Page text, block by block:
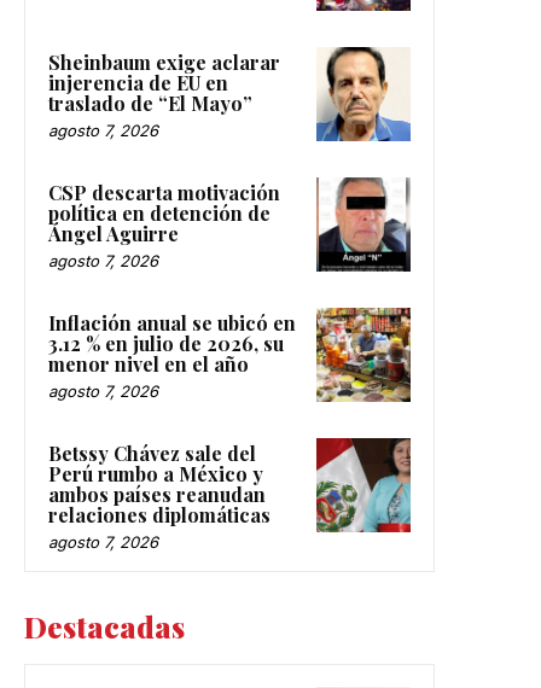
Sheinbaum exige aclarar
injerencia de EU en
traslado de “El Mayo”
agosto 7, 2026
CSP descarta motivación
política en detención de
Ángel Aguirre
agosto 7, 2026
Inflación anual se ubicó en
3.12 % en julio de 2026, su
menor nivel en el año
agosto 7, 2026
Betssy Chávez sale del
Perú rumbo a México y
ambos países reanudan
relaciones diplomáticas
agosto 7, 2026
Destacadas